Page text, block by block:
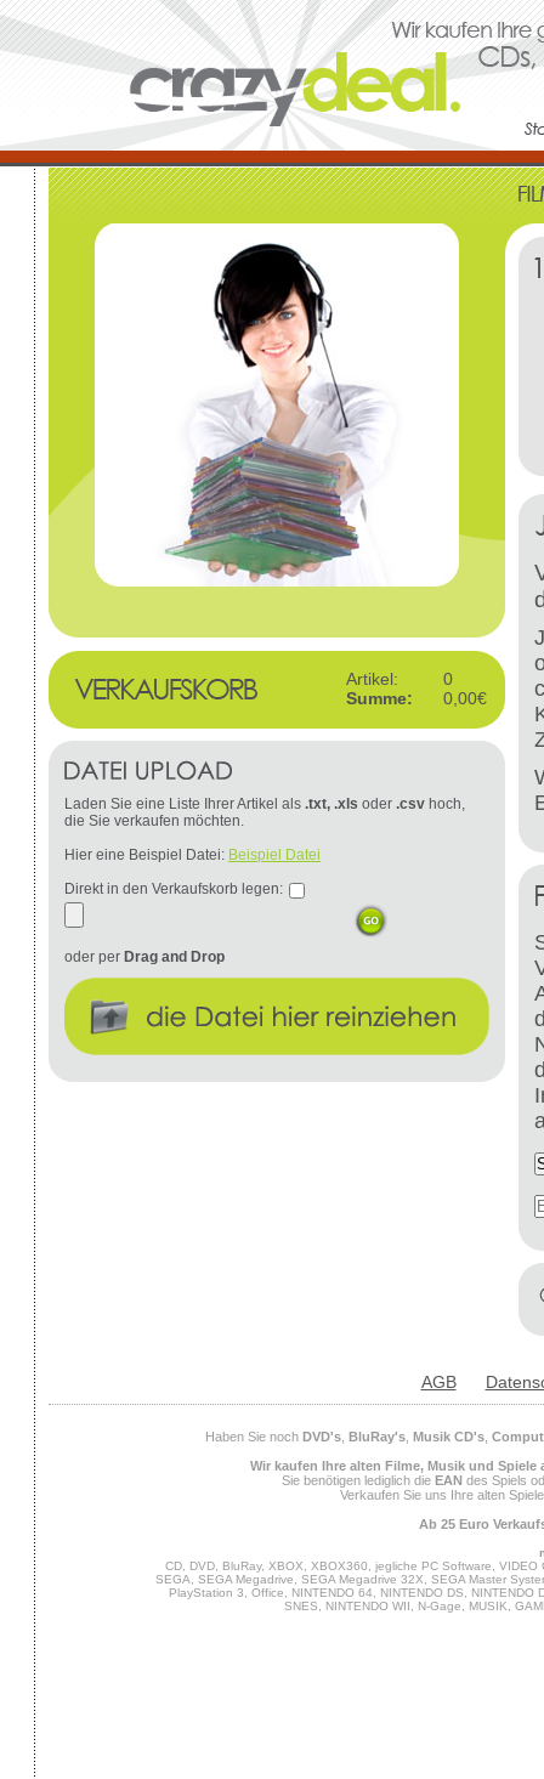
Artikel:
0
Summe:
0,00€
Laden Sie eine Liste Ihrer Artikel als .txt, .xls oder .csv hoch,
die Sie verkaufen möchten.
Hier eine Beispiel Datei: Beispiel Datei
Direkt in den Verkaufskorb legen:
oder per Drag and Drop
AGB
Haben Sie noch DVD's, BluRay's, Musik CD's,
Wir kaufen Ihre alten Filme, Musik und Spiele
Sie benötigen lediglich die EAN des Spiels
Verkaufen Sie uns Ihre alten
Ab 25 Euro
CD, DVD, BluRay, XBOX, XBOX360, jegliche PC Software,
SEGA, SEGA Megadrive, SEGA Megadrive 32X, SEGA Master
PlayStation 3, Office, NINTENDO 64, NINTENDO DS,
SNES, NINTENDO WII, N-Gage, MUSIK,